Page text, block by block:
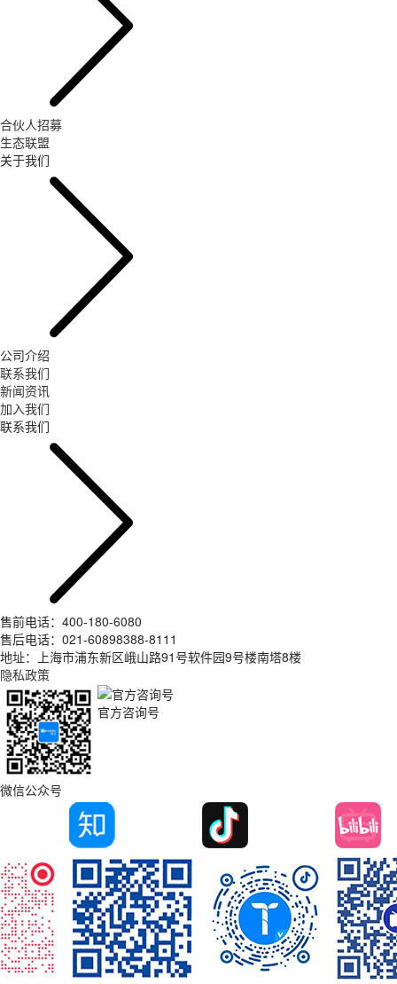
合伙人招募
生态联盟
关于我们
公司介绍
联系我们
新闻资讯
加入我们
联系我们
售前电话：400-180-6080
售后电话：021-60898388-8111
地址：上海市浦东新区峨山路91号软件园9号楼南塔8楼
隐私政策
微信公众号
官方咨询号